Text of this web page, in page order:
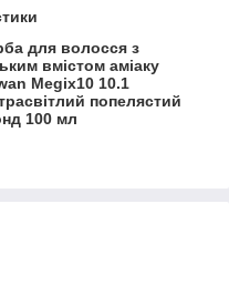
для волосся з
вмістом аміаку
Megix10 10.1
попелястий
100 мл